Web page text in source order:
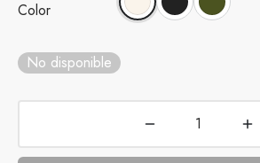
Color
No disponible